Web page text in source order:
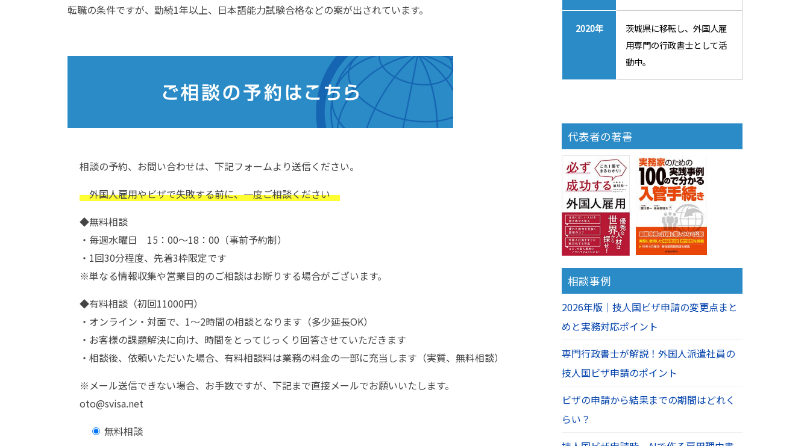
転職の条件ですが、勤続1年以上、日本語能力試験合格などの案が出されています。
相談の予約、お問い合わせは、下記フォームより送信ください。
外国人雇用やビザで失敗する前に、一度ご相談ください
◆無料相談
・毎週水曜日 15：00～18：00（事前予約制）
・1回30分程度、先着3枠限定です
※単なる情報収集や営業目的のご相談はお断りする場合がございます。
◆有料相談（初回11000円）
・オンライン・対面で、1～2時間の相談となります（多少延長OK）
・お客様の課題解決に向け、時間をとってじっくり回答させていただきます
・相談後、依頼いただいた場合、有料相談料は業務の料金の一部に充当します（実質、無料相談）
※メール送信できない場合、お手数ですが、下記まで直接メールでお願いいたします。
oto@svisa.net
無料相談
2020年
茨城県に移転し、外国人雇
用専門の行政書士として活
動中。
代表者の著書
相談事例
2026年版｜技人国ビザ申請の変更点まと
めと実務対応ポイント
専門行政書士が解説！外国人派遣社員の
技人国ビザ申請のポイント
ビザの申請から結果までの期間はどれく
らい？